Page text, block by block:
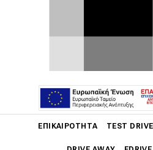
ΕΠΙΚΑΙΡΌΤΗΤΑ TEST DRIVE
Εκτός από αυτούς